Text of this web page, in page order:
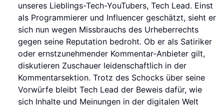
unseres Lieblings-Tech-YouTubers, Tech Lead. Einst
als Programmierer und Influencer geschätzt, sieht er
sich nun wegen Missbrauchs des Urheberrechts
gegen seine Reputation bedroht. Ob er als Satiriker
oder ernstzunehmender Kommentar-Anbieter gilt,
diskutieren Zuschauer leidenschaftlich in der
Kommentarsektion. Trotz des Schocks über seine
Vorwürfe bleibt Tech Lead der Beweis dafür, wie
sich Inhalte und Meinungen in der digitalen Welt